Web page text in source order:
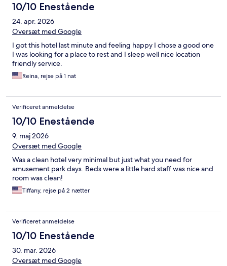
10/10 Enestående
24. apr. 2026
Oversæt med Google
I got this hotel last minute and feeling happy I chose a good one
I was looking for a place to rest and I sleep well nice location
friendly service.
Reina, rejse på 1 nat
Verificeret anmeldelse
10/10 Enestående
9. maj 2026
Oversæt med Google
Was a clean hotel very minimal but just what you need for
amusement park days. Beds were a little hard staff was nice and
room was clean!
Tiffany, rejse på 2 nætter
Verificeret anmeldelse
10/10 Enestående
30. mar. 2026
Oversæt med Google